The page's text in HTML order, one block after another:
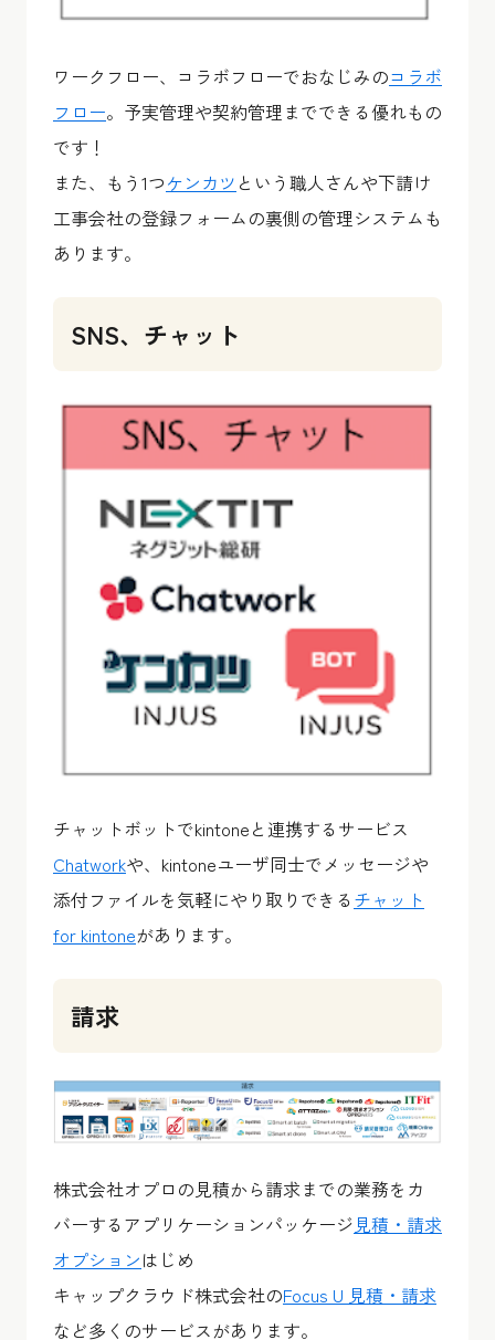
ワークフロー、コラボフローでおなじみのコラボ
フロー。予実管理や契約管理までできる優れもの
です！
また、もう1つケンカツ という職人さんや下請け
工事会社の登録フォームの裏側の管理システムも
あります。
SNS、チャット
チャットボットでkintoneと連携するサービス
Chatworkや、kintoneユーザ同士でメッセージや
添付ファイルを気軽にやり取りできるチャット
for kintoneがあります。
請求
株式会社オプロの見積から請求までの業務をカ
バーするアプリケーションパッケージ 見積・請求
オプションはじめ
キャップクラウド株式会社のFocus U 見積・請求
など多くのサービスがあります。